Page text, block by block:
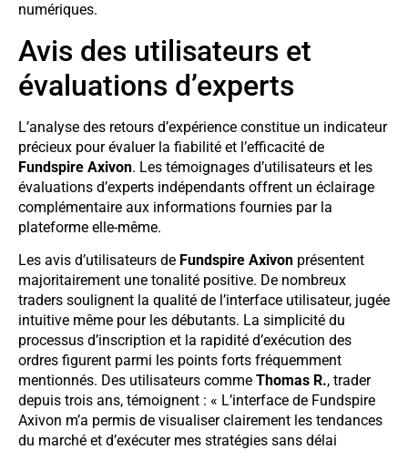
numériques.
Avis des utilisateurs et
évaluations d’experts
L’analyse des retours d’expérience constitue un indicateur
précieux pour évaluer la fiabilité et l’efficacité de
Fundspire Axivon. Les témoignages d’utilisateurs et les
évaluations d’experts indépendants offrent un éclairage
complémentaire aux informations fournies par la
plateforme elle-même.
Les avis d’utilisateurs de Fundspire Axivon présentent
majoritairement une tonalité positive. De nombreux
traders soulignent la qualité de l’interface utilisateur, jugée
intuitive même pour les débutants. La simplicité du
processus d’inscription et la rapidité d’exécution des
ordres figurent parmi les points forts fréquemment
mentionnés. Des utilisateurs comme Thomas R., trader
depuis trois ans, témoignent : « L’interface de Fundspire
Axivon m’a permis de visualiser clairement les tendances
du marché et d’exécuter mes stratégies sans délai